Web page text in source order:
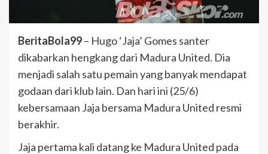
BeritaBola99– Hugo ‘Jaja’ Gomes santer
dikabarkan hengkang dari Madura United. Dia
menjadi salah satu pemain yang banyak mendapat
godaan dari klub lain. Dan hari ini (25/6)
kebersamaan Jaja bersama Madura United resmi
berakhir.
Jaja pertama kali datang ke Madura United pada